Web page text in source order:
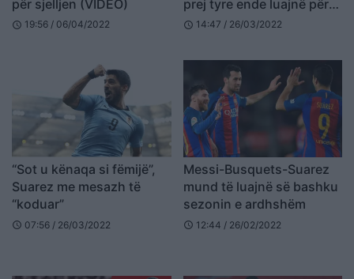
për sjelljen (VIDEO)
schedule 19:56 / 06/04/2022
prej tyre ende luajnë për
spanjollët
schedule 14:47 / 26/03/2022
“Sot u kënaqa si fëmijë”,
Suarez me mesazh të
“koduar”
schedule 07:56 / 26/03/2022
Messi-Busquets-Suarez
mund të luajnë së bashku
sezonin e ardhshëm
schedule 12:44 / 26/02/2022